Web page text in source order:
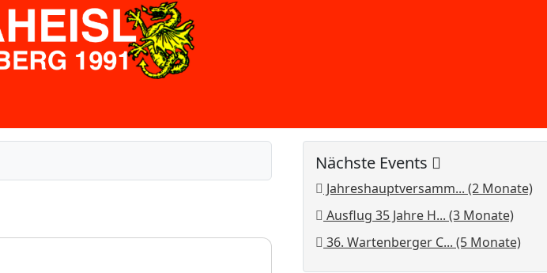
Nächste Events
Jahreshauptversamm... (2 Monate)
Ausflug 35 Jahre H... (3 Monate)
36. Wartenberger C... (5 Monate)